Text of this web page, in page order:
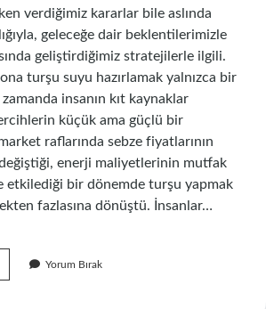
verdiğimiz kararlar bile aslında
geleceğe dair beklentilerimizle
geliştirdiğimiz stratejilerle ilgili.
turşu suyu hazırlamak yalnızca bir
insanın kıt kaynaklar
küçük ama güçlü bir
raflarında sebze fiyatlarının
enerji maliyetlerinin mutfak
etkilediği bir dönemde turşu yapmak
fazlasına dönüştü. İnsanlar…
Yorum Bırak